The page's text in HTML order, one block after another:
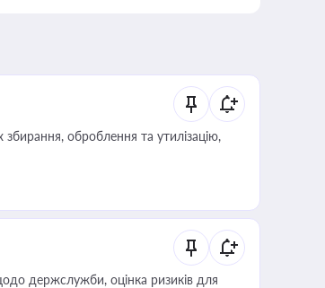
оброблення та утилізацію,
держслужби, оцінка ризиків для